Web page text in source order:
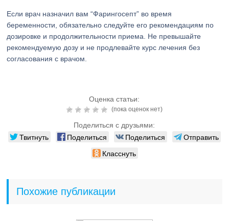
Если врач назначил вам “Фарингосепт” во время
беременности, обязательно следуйте его рекомендациям по
дозировке и продолжительности приема. Не превышайте
рекомендуемую дозу и не продлевайте курс лечения без
согласования с врачом.
Оценка статьи:
(пока оценок нет)
Поделиться с друзьями:
Твитнуть Поделиться Поделиться
Отправить
Класснуть
Похожие публикации